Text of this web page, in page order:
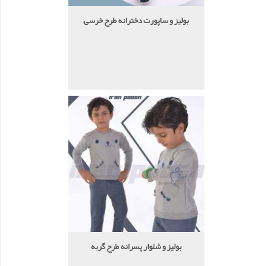
بولیز و ساپورت دخترانه طرح خرسی
بولیز و شلوار پسرانه طرح گربه